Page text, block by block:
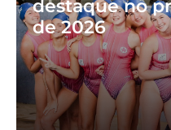
destaque no
de 2026